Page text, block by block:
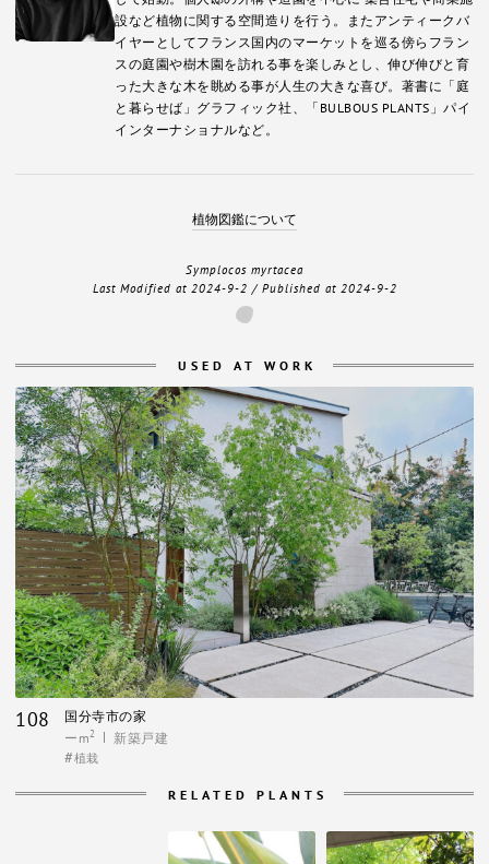
設など植物に関する空間造りを行う。またアンティークバ
イヤーとしてフランス国内のマーケットを巡る傍らフラン
スの庭園や樹木園を訪れる事を楽しみとし、伸び伸びと育
った大きな木を眺める事が人生の大きな喜び。著書に「庭
と暮らせば」グラフィック社、「BULBOUS PLANTS」パイ
インターナショナルなど。
植物図鑑について
Symplocos myrtacea
Last Modified at 2024-9-2 / Published at 2024-9-2
USED AT WORK
108
国分寺市の家
ーm2 新築戸建
植栽
RELATED PLANTS